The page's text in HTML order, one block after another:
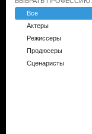
Все
Актеры
Режиссеры
Продюсеры
Сценаристы